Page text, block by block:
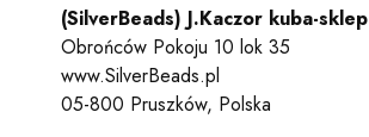
(SilverBeads) J.Kaczor kuba-sklep
Obrońców Pokoju 10 lok 35
www.SilverBeads.pl
05-800 Pruszków, Polska